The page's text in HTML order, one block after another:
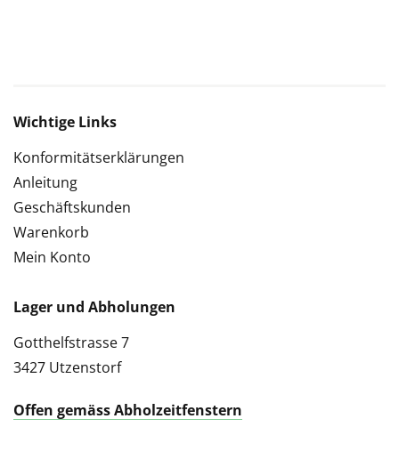
Wichtige Links
Konformitätserklärungen
Anleitung
Geschäftskunden
Warenkorb
Mein Konto
Lager und Abholungen
Gotthelfstrasse 7
3427 Utzenstorf
Offen gemäss Abholzeitfenstern